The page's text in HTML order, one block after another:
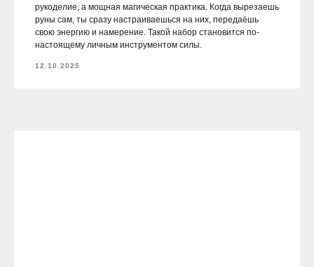
рукоделие, а мощная магическая практика. Когда вырезаешь
руны сам, ты сразу настраиваешься на них, передаёшь
свою энергию и намерение. Такой набор становится по-
настоящему личным инструментом силы.
12.10.2025